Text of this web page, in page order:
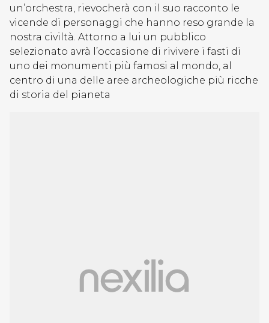
un’orchestra, rievocherà con il suo racconto le
vicende di personaggi che hanno reso grande la
nostra civiltà. Attorno a lui un pubblico
selezionato avrà l’occasione di rivivere i fasti di
uno dei monumenti più famosi al mondo, al
centro di una delle aree archeologiche più ricche
di storia del pianeta